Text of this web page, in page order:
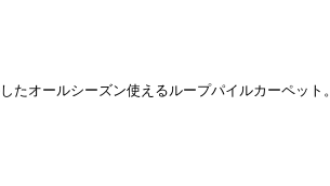
オールシーズン使えるループパイルカーペット。